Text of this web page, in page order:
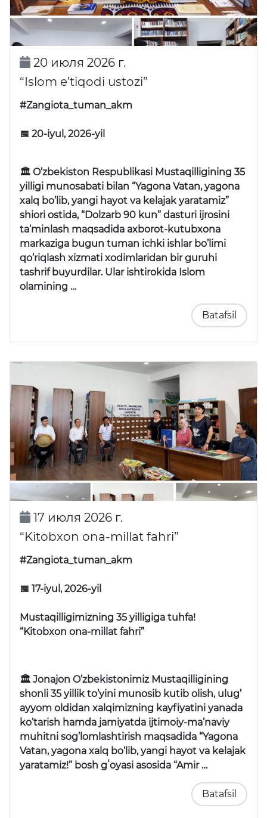
20 июля 2026 г.
“Islom e’tiqodi ustozi”
#Zangiota_tuman_akm
📅 20-iyul, 2026-yil
🏛 O’zbekiston Respublikasi Mustaqilligining 35
yilligi munosabati bilan “Yagona Vatan, yagona
xalq bo’lib, yangi hayot va kelajak yaratamiz”
shiori ostida, “Dolzarb 90 kun” dasturi ijrosini
ta’minlash maqsadida axborot-kutubxona
markaziga bugun tuman ichki ishlar bo’limi
qo’riqlash xizmati xodimlaridan bir guruhi
tashrif buyurdilar. Ular ishtirokida Islom
olamining …
Batafsil
17 июля 2026 г.
“Kitobxon ona-millat fahri”
#Zangiota_tuman_akm
📅 17-iyul, 2026-yil
Mustaqilligimizning 35 yilligiga tuhfa!
“Kitobxon ona-millat fahri”
🏛 Jonajon O’zbekistonimiz Mustaqilligining
shonli 35 yillik to’yini munosib kutib olish, ulug’
ayyom oldidan xalqimizning kayfiyatini yanada
ko’tarish hamda jamiyatda ijtimoiy-ma’naviy
muhitni sog’lomlashtirish maqsadida “Yagona
Vatan, yagona xalq bo‘lib, yangi hayot va kelajak
yaratamiz!” bosh gʻoyasi asosida “Amir …
Batafsil